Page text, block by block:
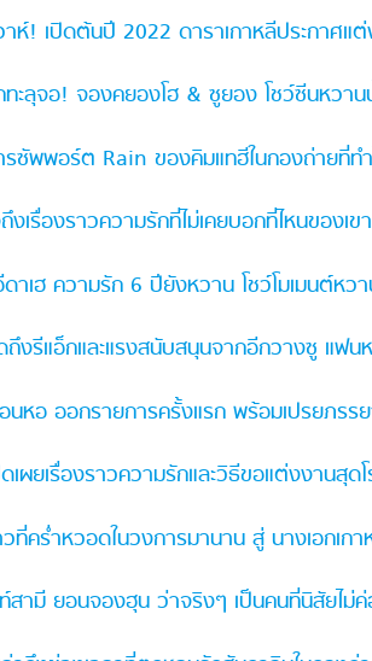
ห์! เปิดต้นปี 2022 ดาราเกาหลีประกาศแ
ทะลุจอ! จองคยองโฮ & ซูยอง โชว์ซีนหว
รซัพพอร์ต Rain ของคิมแทฮีในกองถ่ายที่ท
งเรื่องราวความรักที่ไม่เคยบอกที่ไหนของเ
าเฮ ความรัก 6 ปียังหวาน โชว์โมเมนต์หวา
งรีแอ็กและแรงสนับสนุนจากอีกวางซู แฟ
นหอ ออกรายการครั้งแรก พร้อมเปรยภรร
เผยเรื่องราวความรักและวิธีขอแต่งงานสุ
ที่คร่ำหวอดในวงการมานาน สู่ นางเอกเ
สามี ยอนจองฮุน ว่าจริงๆ เป็นคนที่นิสัยไม่ค่